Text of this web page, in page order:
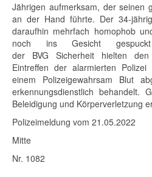
Jährigen aufmerksam, der seinen
an der Hand führte. Der 34-
daraufhin mehrfach homophob
noch ins Gesicht
der BVG Sicherheit hielten
Eintreffen der alarmierten
einem Polizeigewahrsam Blut
erkennungsdienstlich behandelt.
Beleidigung und Körperverletzung
Polizeimeldung vom 21.05.2022
Mitte
Nr. 1082